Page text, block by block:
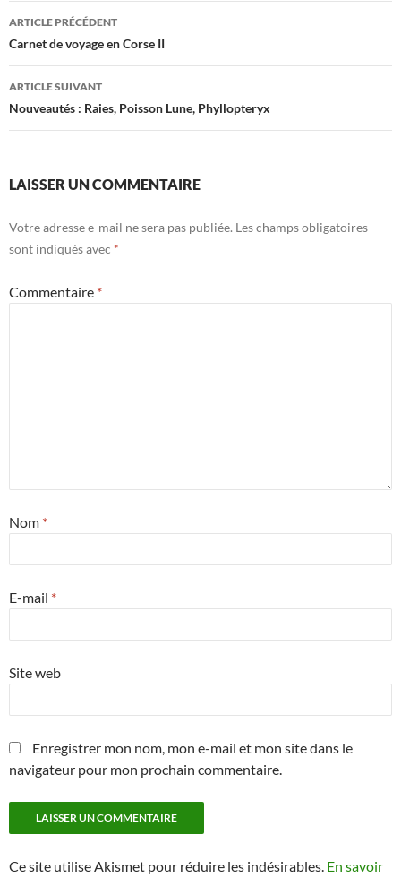
Navigation
des
articles
ARTICLE PRÉCÉDENT
Carnet de voyage en Corse II
ARTICLE SUIVANT
Nouveautés : Raies, Poisson Lune, Phyllopteryx
LAISSER UN COMMENTAIRE
Votre adresse e-mail ne sera pas publiée. Les champs obligatoires
sont indiqués avec *
Commentaire *
Nom *
E-mail *
Site web
Enregistrer mon nom, mon e-mail et mon site dans le
navigateur pour mon prochain commentaire.
Ce site utilise Akismet pour réduire les indésirables. En savoir